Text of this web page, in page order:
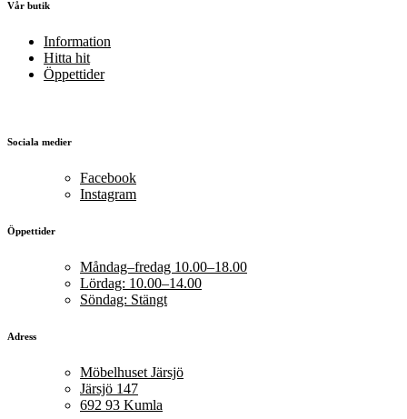
Vår butik
Information
Hitta hit
Öppettider
Sociala medier
Facebook
Instagram
Öppettider
Måndag–fredag 10.00–18.00
Lördag: 10.00–14.00
Söndag: Stängt
Adress
Möbelhuset Järsjö
Järsjö 147
692 93 Kumla